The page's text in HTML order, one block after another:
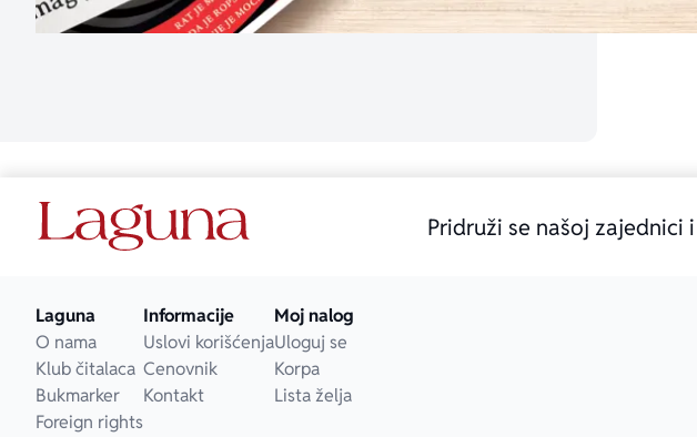
Pridruži se našoj zajednici
Laguna
O nama
Klub čitalaca
Bukmarker
Foreign rights
Informacije
Uslovi korišćenja
Cenovnik
Kontakt
Moj nalog
Uloguj se
Korpa
Lista želja